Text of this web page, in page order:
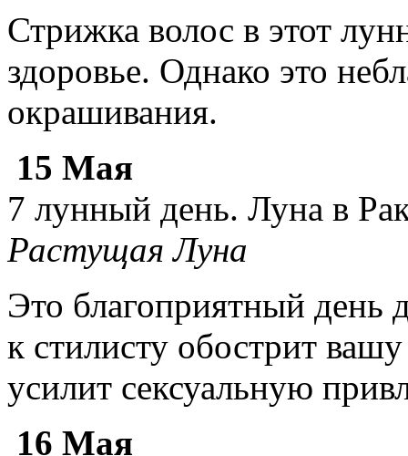
Стрижка волос в этот
здоровье. Однако это
окрашивания.
15 Мая
7 лунный день. Луна в
Растущая Луна
Это благоприятный
к стилисту обострит
усилит сексуальную
16 Мая